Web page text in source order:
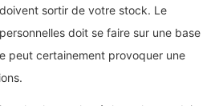
sortir de votre stock. Le
doit se faire sur une base
peut certainement provoquer une